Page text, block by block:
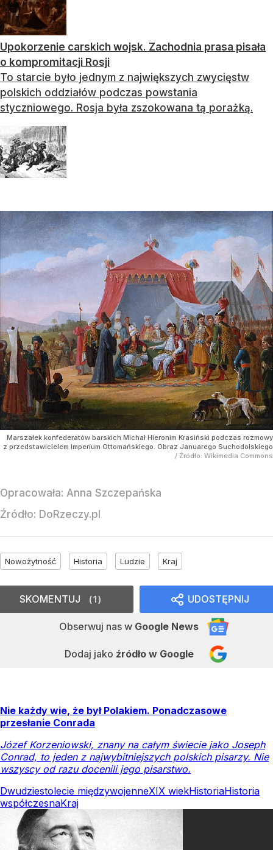
Upokorzenie carskich wojsk. Zachodnia prasa pisała
o kompromitacji Rosji
To starcie było jednym z największych zwycięstw
polskich oddziałów podczas powstania
styczniowego. Rosja była zszokowana tą porażką.
Marszałek konfederatów barskich Michał Hieronim Krasiński podczas rozmowy
z przedstawicielem Imperium Ottomańskiego. Obraz Januarego Suchodolskiego
/ Źródło: Wikimedia Commons
Opracowała: Anna Szczepańska
Źródło: DoRzeczy.pl
Nowożytność Historia Ludzie Kraj
UDOSTĘPNIJ
Obserwuj nas w Google News
Dodaj jako źródło w Google
SKOMENTUJ 1
Nie każdy wie, że był Polakiem. Ponadczasowe
przesłanie Conrada
Józef Korzeniowski, znany na całym świecie jako Joseph
Conrad, to jeden z najwybitniejszych polskich pisarzy. Nie
wszyscy od razu docenili jego pisarstwo.
Dwudziestolecie międzywojenneXIX wiekHistoriaHistoria
współczesnaKraj